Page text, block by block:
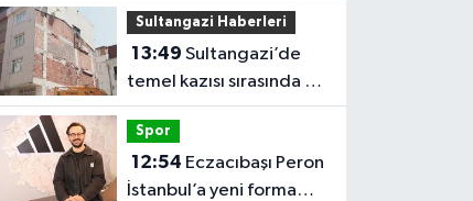
hazırlanıyor
Sultangazi Haberleri
13:49
temel kazısı sırasında 2
bina tahliye edildi
Spor
12:54
İstanbul’a yeni forma